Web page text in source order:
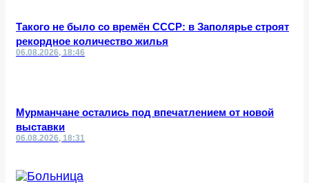
Такого не было со времён СССР: в Заполярье строят
рекордное количество жилья
06.08.2026, 18:46
Мурманчане остались под впечатлением от новой
выставки
06.08.2026, 18:31